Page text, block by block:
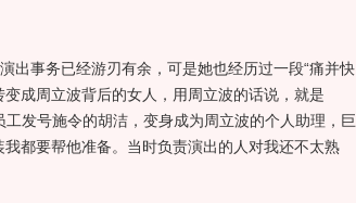
事务已经游刃有余，可是她也经历过一段“痛并快
成周立波背后的女人，用周立波的话说，就是
工发号施令的胡洁，变身成为周立波的个人助理，巨
都要帮他准备。当时负责演出的人对我还不太熟